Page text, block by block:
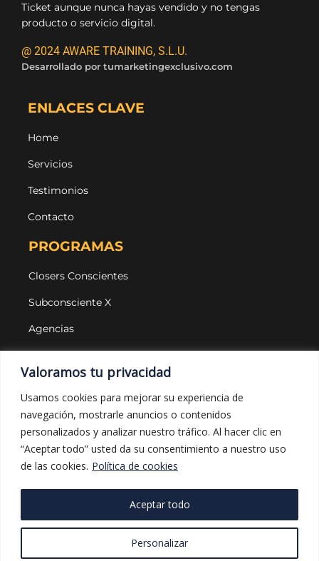
Valoramos tu privacidad
Usamos cookies para mejorar su experiencia de
navegación, mostrarle anuncios o contenidos
personalizados y analizar nuestro tráfico. Al hacer clic en
“Aceptar todo” usted da su consentimiento a nuestro uso
de las cookies. Política de cookies
Personalizar
Aceptar todo
Ticket aunque nunca hayas vendido y no tengas
producto o servicio digital.
@ 2024 AWARE TRAINING, S.L.U.
Desarrollado por tumarketingexclusivo.com
ENLACES CLAVE
Home
Servicios
Testimonios
Contacto
PROGRAMAS
Closers Conscientes
Subconsciente X
Agencias
Política de privacidad
Política de cookies
Política de compras
CLOSERS CONSCIENTES TRABAJANDO POR UN
MUNDO MEJOR